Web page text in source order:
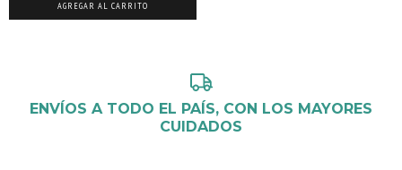
ENVÍOS A TODO EL PAÍS, CON LOS MAYORES
CUIDADOS